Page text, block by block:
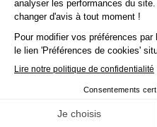
RCT RECRUTE
MENTIONS LEGALES
CONTACT